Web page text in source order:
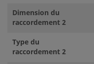
Dimension du
raccordement 2
Type du
raccordement 2